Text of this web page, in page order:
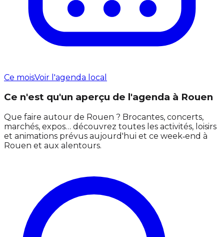
Ce moisVoir l'agenda local
Ce n'est qu'un aperçu de l'agenda à Rouen
Que faire autour de Rouen ? Brocantes, concerts,
marchés, expos… découvrez toutes les activités, loisirs
et animations prévus aujourd'hui et ce week‑end à
Rouen et aux alentours.